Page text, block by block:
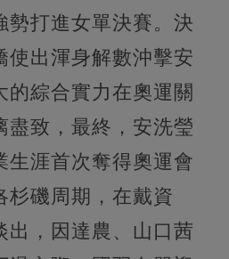
勢打進女單決賽。決
使出渾身解數沖擊安
的綜合實力在奧運關
盡致，最終，安洗瑩
生涯首次奪得奧運會
杉磯周期，在戴資
出，因達農、山口茜